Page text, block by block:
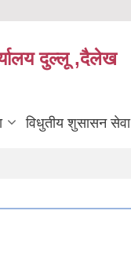
दुल्लू ,दैलेख
विधुतीय शुसासन सेवा